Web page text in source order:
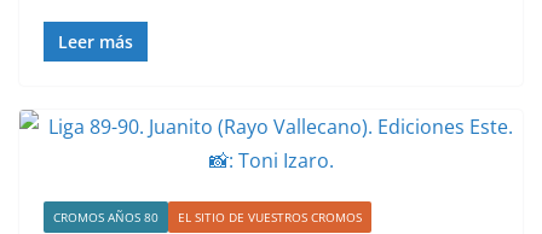
Leer más
CROMOS AÑOS 80 EL SITIO DE VUESTROS CROMOS